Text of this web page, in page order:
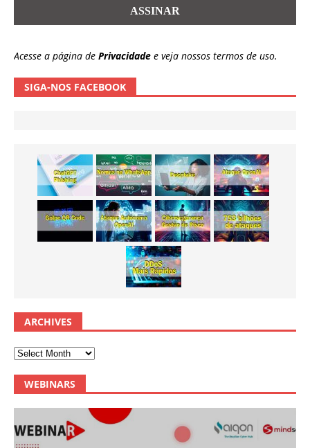
Acesse a página de Privacidade e veja nossos termos de uso.
SIGA-NOS FACEBOOK
ARCHIVES
WEBINARS